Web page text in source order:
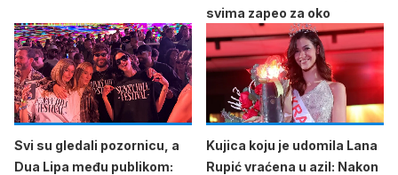
svima zapeo za oko
Svi su gledali pozornicu, a
Dua Lipa među publikom:
Kujica koju je udomila Lana
Rupić vraćena u azil: Nakon